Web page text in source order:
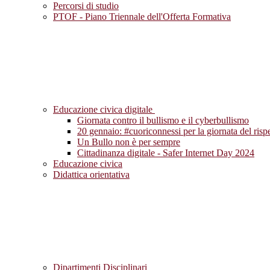
Percorsi di studio
PTOF - Piano Triennale dell'Offerta Formativa
Educazione civica digitale
Giornata contro il bullismo e il cyberbullismo
20 gennaio: #cuoriconnessi per la giornata del
Un Bullo non è per sempre
Cittadinanza digitale - Safer Internet Day 2024
Educazione civica
Didattica orientativa
Dipartimenti Disciplinari